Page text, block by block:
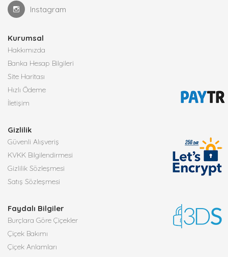
Instagram
Kurumsal
Hakkımızda
Banka Hesap Bilgileri
Site Haritası
Hızlı Ödeme
İletişim
Gizlilik
Güvenli Alışveriş
KVKK Bilgilendirmesi
Gizlilik Sözleşmesi
Satış Sözleşmesi
Faydalı Bilgiler
Burçlara Göre Çiçekler
Çiçek Bakımı
Çiçek Anlamları